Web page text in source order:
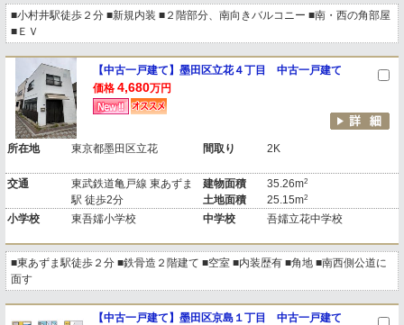
■小村井駅徒歩２分 ■新規内装 ■２階部分、南向きバルコニー ■南・西の角部屋
■ＥＶ
【中古一戸建て】墨田区立花４丁目 中古一戸建て
価格 4,680万円
所在地 東京都墨田区立花 間取り 2K
交通
東武鉄道亀戸線 東あずま
駅 徒歩2分
建物面積
土地面積
35.26m2
25.15m2
小学校 東吾嬬小学校 中学校 吾嬬立花中学校
■東あずま駅徒歩２分 ■鉄骨造２階建て ■空室 ■内装歴有 ■角地 ■南西側公道に
面す
【中古一戸建て】墨田区京島１丁目 中古一戸建て